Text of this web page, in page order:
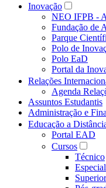
Inovação
NEO IFPB -
Fundação de
Parque
Polo de
Polo EaD
Portal da
Relações
Agenda
Assuntos Estudantis
Administração e
Educação a
Portal EAD
Cursos
Técnico